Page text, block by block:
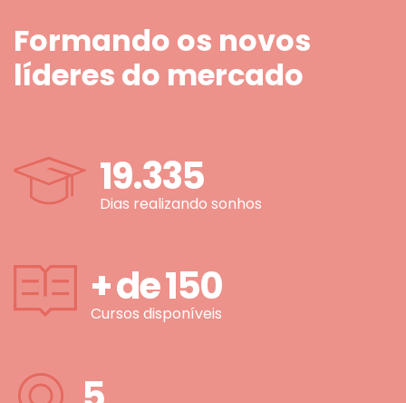
Formando os novos
líderes do mercado
19.335
Dias realizando sonhos
+ de150
Cursos disponíveis